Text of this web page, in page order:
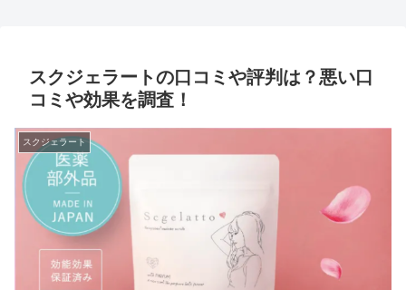
スクジェラートの口コミや評判は？悪い口
コミや効果を調査！
スクジェラート